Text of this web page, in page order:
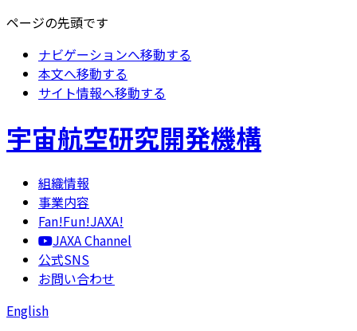
ページの先頭です
ナビゲーションへ移動する
本文へ移動する
サイト情報へ移動する
宇宙航空研究開発機構
組織情報
事業内容
Fan!Fun!JAXA!
JAXA Channel
公式SNS
お問い合わせ
English